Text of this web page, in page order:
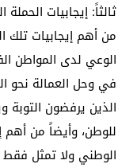
ثالثاً: إيجابيات
من أهم إيجابيات تلك
الوعي لدى المواطن
في وحل العمالة نحو
الذين يرفضون التوبة
للوطن، وأيضاً من أهم
الوطني ولا تمثل فقط